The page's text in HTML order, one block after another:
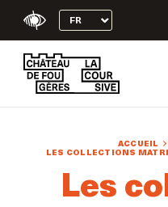
ACCUEIL
LES COLLECTIONS
Les